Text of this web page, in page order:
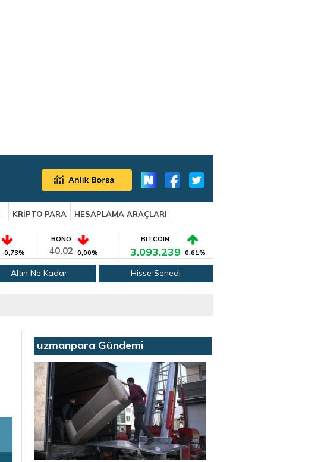
KRİPTO PARA
HESAPLAMA ARAÇLARI
-0,73%
BONO
40,02 0,00%
BITCOIN
3.093.239 0,61%
Altın Ne Kadar Hisse Senedi
uzmanpara Gündemi